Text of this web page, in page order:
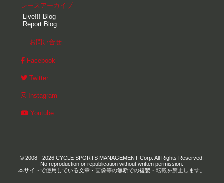
レースアーカイブ
Live!!! Blog
Report Blog
お問い合せ
Facebook
Twitter
Instagram
Youtube
© 2008 - 2026 CYCLE SPORTS MANAGEMENT Corp. All Rights Reserved.
No reproduction or republication without written permission.
本サイトで使用している文章・画像等の無断での複製・転載を禁止します。